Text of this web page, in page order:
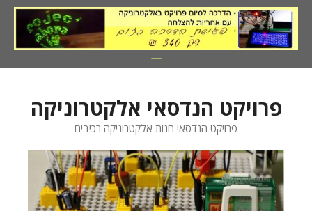
לדלג
לתוכן
פרויקט הנדסאי אלקטרוניקה
פרויקט הנדסאי חנות אלקטרוניקה רכיבים